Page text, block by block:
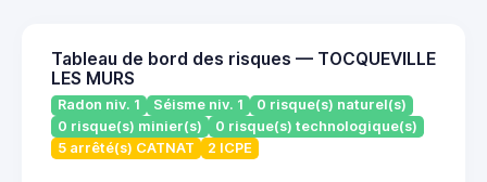
Tableau de bord des risques — TOCQUEVILLE
LES MURS
Radon niv. 1 Séisme niv. 1
0 risque(s) naturel(s)
0 risque(s) minier(s)
0 risque(s) technologique(s)
5 arrêté(s) CATNAT
2 ICPE